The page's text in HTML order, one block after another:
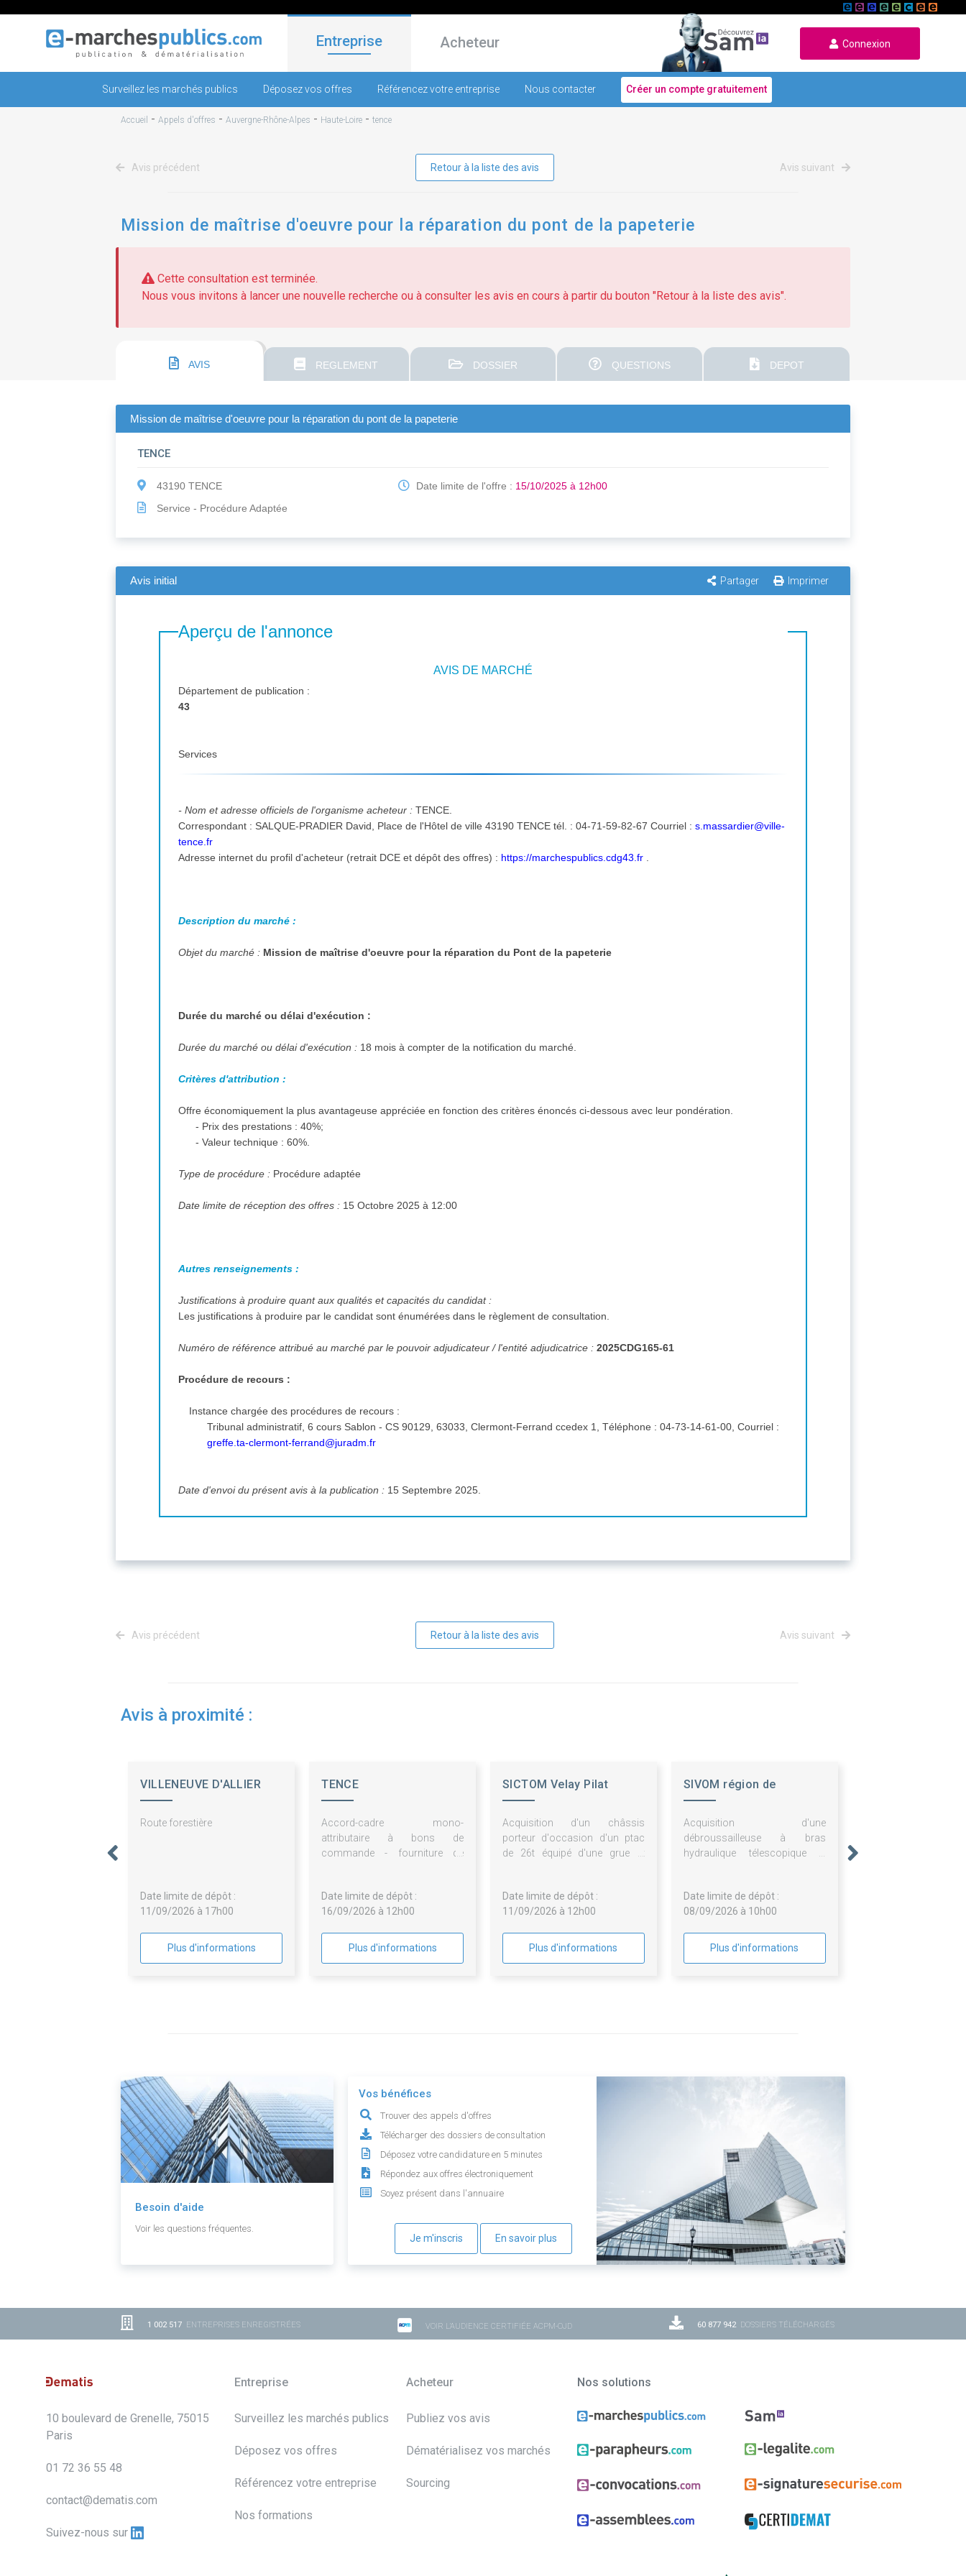
Entreprise Acheteur Connexion
Surveillez les marchés publics Déposez vos offres Référencez votre entreprise Nous contacter Créer un compte gratuitement
Accueil - Appels d'offres - Auvergne-Rhône-Alpes - Haute-Loire - tence
Avis précédent Retour à la liste des avis Avis suivant
Mission de maîtrise d'oeuvre pour la réparation du pont de la papeterie
Cette consultation est terminée.
Nous vous invitons à lancer une nouvelle recherche ou à consulter les avis en cours à partir du bouton "Retour à la liste des avis".
AVIS REGLEMENT DOSSIER QUESTIONS DEPOT
Mission de maîtrise d'oeuvre pour la réparation du pont de la papeterie
TENCE
43190 TENCE
Service - Procédure Adaptée
Date limite de l'offre : 15/10/2025 à 12h00
Avis initial Partager Imprimer
Aperçu de l'annonce
AVIS DE MARCHÉ
Département de publication :
43
Services
- Nom et adresse officiels de l'organisme acheteur :TENCE.
Correspondant : SALQUE-PRADIER David, Place de l'Hôtel de ville 43190 TENCE tél. : 04-71-59-82-67 Courriel :s.massardier@ville-
tence.fr
Adresse internet du profil d'acheteur (retrait DCE et dépôt des offres) : https://marchespublics.cdg43.fr
Description du marché :
Objet du marché : Mission de maîtrise d'oeuvre pour la réparation du Pont de la papeterie
Durée du marché ou délai d'exécution :
Durée du marché ou délai d'exécution : 18 mois à compter de la notification du marché.
Critères d'attribution :
Offre économiquement la plus avantageuse appréciée en fonction des critères énoncés ci-dessous avec leur pondération.
- Prix des prestations : 40%;
- Valeur technique : 60%.
Type de procédure : Procédure adaptée
Date limite de réception des offres : 15 Octobre 2025 à 12:00
Autres renseignements :
Justifications à produire quant aux qualités et capacités du candidat :
Les justifications à produire par le candidat sont énumérées dans le règlement de consultation.
Numéro de référence attribué au marché par le pouvoir adjudicateur / l'entité adjudicatrice :2025CDG165-61
Procédure de recours :
Instance chargée des procédures de recours :
Tribunal administratif, 6 cours Sablon - CS 90129, 63033, Clermont-Ferrand ccedex 1, Téléphone : 04-73-14-61-00, Courriel :
greffe.ta-clermont-ferrand@juradm.fr
Date d'envoi du présent avis à la publication : 15 Septembre 2025.
Avis précédent Retour à la liste des avis Avis suivant
Avis à proximité :
VILLENEUVE D'ALLIER
Route forestière
Date limite de dépôt :
11/09/2026 à 17h00
Plus d'informations
TENCE
Accord-cadre mono-
attributaire à bons de
commande - fourniture de
tence
Date limite de dépôt :
16/09/2026 à 12h00
Plus d'informations
SICTOM Velay Pilat
Acquisition d'un châssis
porteur d'occasion d'un ptac
de 26t équipé d'une grue et
Date limite de dépôt :
11/09/2026 à 12h00
Plus d'informations
SIVOM région de
CHAMPAGNAC LE VIEUX
Acquisition d'une
débroussailleuse à bras
hydraulique télescopique –
Date limite de dépôt :
08/09/2026 à 10h00
Plus d'informations
Besoin d'aide
Voir les questions fréquentes.
Vos bénéfices
Trouver des appels d'offres
Télécharger des dossiers de consultation
Déposez votre candidature en 5 minutes
Répondez aux offres électroniquement
Soyez présent dans l'annuaire
Je m'inscris En savoir plus
1 002 517 ENTREPRISES ENREGISTRÉES VOIR L'AUDIENCE CERTIFIÉE ACPM-OJD 60 877 942DOSSIERS TÉLÉCHARGÉS
10 boulevard de Grenelle, 75015
Paris
01 72 36 55 48
contact@dematis.com
Suivez-nous sur
Entreprise
Surveillez les marchés publics
Déposez vos offres
Référencez votre entreprise
Nos formations
Acheteur
Publiez vos avis
Dématérialisez vos marchés
Sourcing
Nos solutions